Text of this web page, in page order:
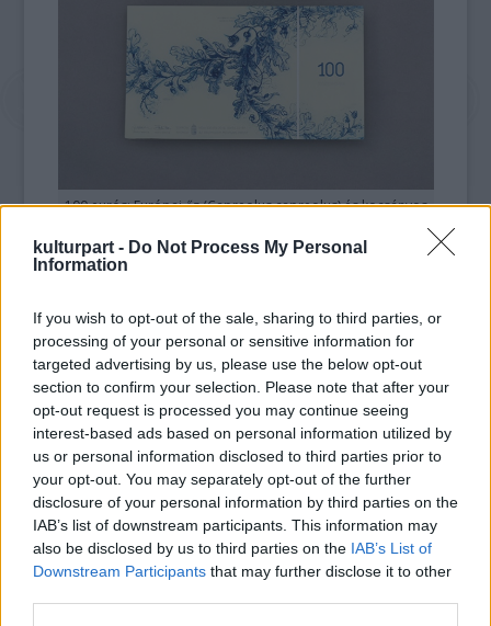
kulturpart - Do Not Process My Personal
Information
If you wish to opt-out of the sale, sharing to third parties, or
processing of your personal or sensitive information for
targeted advertising by us, please use the below opt-out
section to confirm your selection. Please note that after your
opt-out request is processed you may continue seeing
interest-based ads based on personal information utilized by
us or personal information disclosed to third parties prior to
your opt-out. You may separately opt-out of the further
disclosure of your personal information by third parties on the
IAB’s list of downstream participants. This information may
also be disclosed by us to third parties on the IAB’s List of
Downstream Participants that may further disclose it to other
100 eurós: Európai őz (Capreolus capreolus) és kocsányos
Behance-re is
, innen pedig jobb esetben
egyenes út vezet a világhírig.